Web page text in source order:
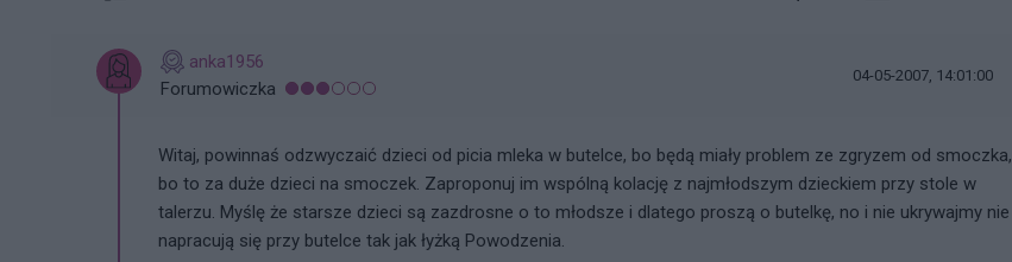
anka1956
Forumowiczka
04-05-2007, 14:01:00
Witaj, powinnaś odzwyczaić dzieci od picia mleka w butelce, bo będą miały problem ze zgryzem od smoczka,
bo to za duże dzieci na smoczek. Zaproponuj im wspólną kolację z najmłodszym dzieckiem przy stole w
talerzu. Myślę że starsze dzieci są zazdrosne o to młodsze i dlatego proszą o butelkę, no i nie ukrywajmy nie
napracują się przy butelce tak jak łyżką Powodzenia.